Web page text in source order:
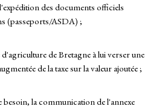
des documents officiels
(passeports/ASDA) ;
de Bretagne à lui verser une
de la taxe sur la valeur ajoutée ;
la communication de l'annexe